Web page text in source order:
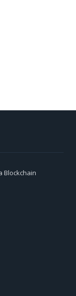
Blockchain